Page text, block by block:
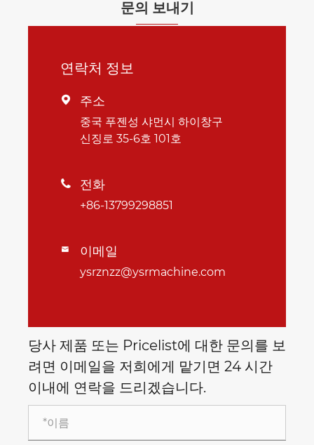
문의 보내기
연락처 정보
 주소
중국 푸젠성 샤먼시 하이창구
신징로 35-6호 101호
 전화
+86-13799298851
 이메일
ysrznzz@ysrmachine.com
당사 제품 또는 Pricelist에 대한 문의를 보
려면 이메일을 저희에게 맡기면 24 시간
이내에 연락을 드리겠습니다.